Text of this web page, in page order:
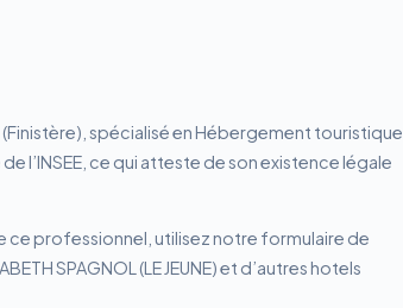
(Finistère), spécialisé en Hébergement touristique.
l’INSEE, ce qui atteste de son existence légale
ce professionnel, utilisez notre formulaire de
SPAGNOL (LE JEUNE) et d’autres hotels